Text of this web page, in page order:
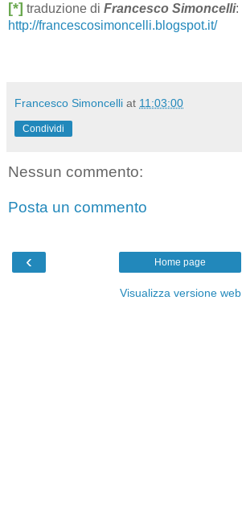
[*] traduzione di Francesco Simoncelli:
http://francescosimoncelli.blogspot.it/
Francesco Simoncelli at 11:03:00
Condividi
Nessun commento:
Posta un commento
‹ Home page
Visualizza versione web